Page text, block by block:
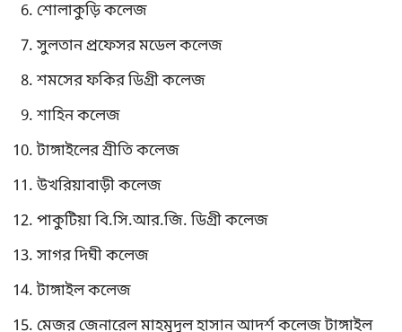
শোলাকুড়ি কলেজ
সুলতান প্রফেসর মডেল কলেজ
শমসের ফকির ডিগ্রী কলেজ
শাহিন কলেজ
টাঙ্গাইলের শ্রীতি কলেজ
উখরিয়াবাড়ী কলেজ
পাকুটিয়া বি.সি.আর.জি. ডিগ্রী কলেজ
সাগর দিঘী কলেজ
টাঙ্গাইল কলেজ
মেজর জেনারেল মাহমুদুল হাসান আদর্শ কলেজ টাঙ্গাইল